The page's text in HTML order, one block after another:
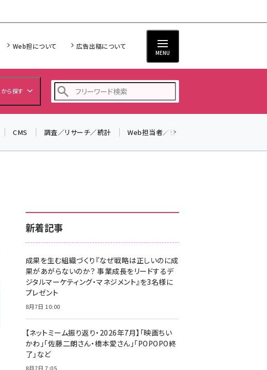
Web担について 広告出稿について
MENU
から探す
z世代 (1623)
meo (1277)
llmo (1167)
CMS 調査／リサーチ／統計 Web担当者／仕事
新着記事
成果を生む組織づくり『なぜ戦略は正しいのに成
果があがらないのか？ 事業成長をリードするデ
ジタルマーケティング・マネジメント』を3名様に
プレゼント
8月7日 10:00
【ネットミーム振り返り・2026年7月】「映画ちい
かわ」「佐藤二朗さん・橋本愛さん」「POPOPO終
了」など
8月7日 7:05